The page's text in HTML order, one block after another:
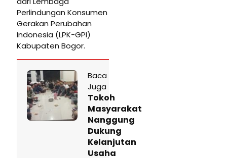
Perlindungan Konsumen
Gerakan Perubahan
Indonesia (LPK-GPI)
Kabupaten Bogor.
Baca
Juga
Tokoh
Masyarakat
Nanggung
Dukung
Kelanjutan
Usaha